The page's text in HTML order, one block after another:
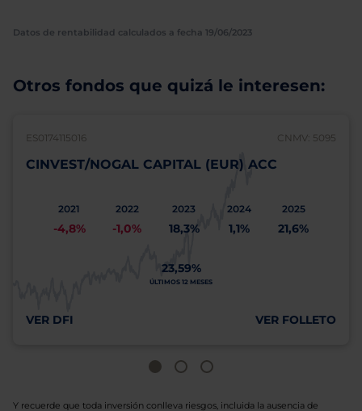
Datos de rentabilidad calculados a fecha 19/06/2023
Otros fondos que quizá le interesen:
ES0174115016 CNMV: 5095
CINVEST/NOGAL CAPITAL (EUR) ACC
2021
-4,8%
2022
-1,0%
2023
18,3%
2024
1,1%
2025
21,6%
23,59%
ÚLTIMOS 12 MESES
VER DFI VER FOLLETO
Y recuerde que toda inversión conlleva riesgos, incluida la ausencia de